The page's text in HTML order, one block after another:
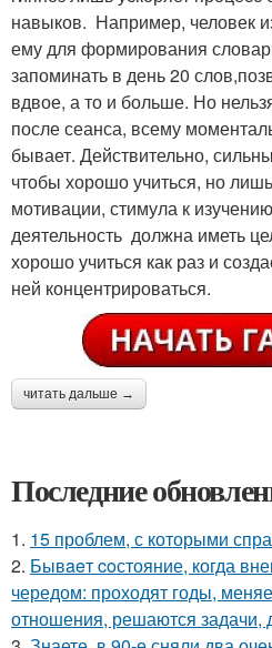
навыков. Например, человек
ему для формирования
запоминать в день 20
вдвое, а то и больше. Но
после сеанса, всему
бывает. Действительно,
чтобы хорошо учиться, но
мотивации, стимула к
деятельность должна иметь
хорошо учиться как раз и
ней концентрироваться.
читать дальше →
Последние
1. 15 проблем, с которыми
2. Бывaeт coстояние, когда
чередом: проходят годы,
отношения, решаются задачи,